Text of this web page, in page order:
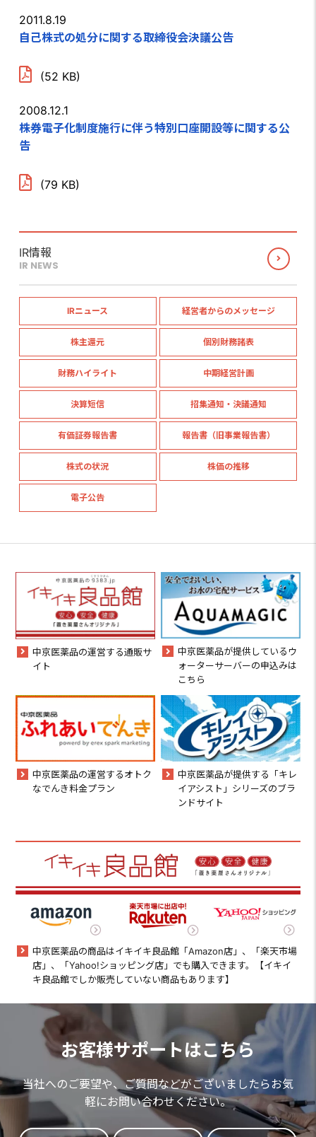
2011.8.19
自己株式の処分に関する取締役会決議公告
(52 KB)
2008.12.1
株券電子化制度施行に伴う特別口座開設等に関する公
告
(79 KB)
IR情報
IR NEWS
IRニュース 経営者からのメッセージ
株主還元 個別財務諸表
財務ハイライト 中期経営計画
決算短信 招集通知・決議通知
有価証券報告書 報告書（旧事業報告書）
株式の状況 株価の推移
電子公告
中京医薬品の運営する通販サ
イト
中京医薬品が提供しているウ
ォーターサーバーの申込みは
こちら
中京医薬品の運営するオトク
なでんき料金プラン
中京医薬品が提供する「キレ
イアシスト」シリーズのブラ
ンドサイト
中京医薬品の商品はイキイキ良品館「Amazon店」、「楽天市場
店」、「Yahoo!ショッピング店」でも購入できます。【イキイ
キ良品館でしか販売していない商品もあります】
お客様サポートはこちら
当社へのご要望や、ご質問などがございましたらお気
軽にお問い合わせください。